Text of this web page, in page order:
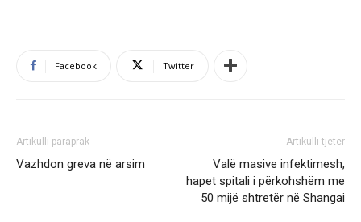
Facebook Twitter
Artikulli paraprak
Vazhdon greva në arsim
Artikulli tjetër
Valë masive infektimesh,
hapet spitali i përkohshëm me
50 mijë shtretër në Shangai